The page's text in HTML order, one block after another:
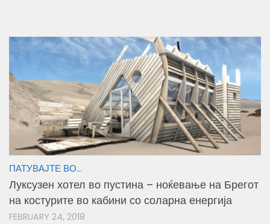
ПАТУВАЈТЕ ВО...
Луксузен хотел во пустина – ноќевање на Брегот
на костурите во кабини со соларна енергија
FEBRUARY 24, 2018